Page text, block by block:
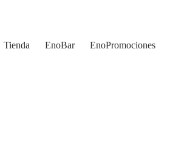
Tienda EnoBar EnoPromociones